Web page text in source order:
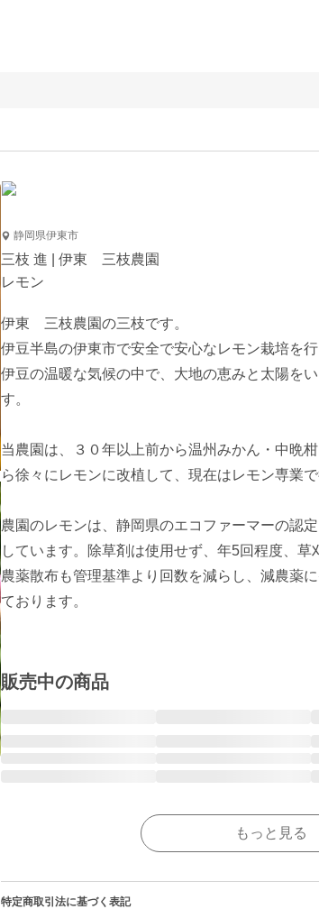
静岡県伊東市
三枝 進 | 伊東 三枝農園
レモン
伊東　三枝農園の三枝です。
伊豆半島の伊東市で安全で安心なレモン栽培を行
伊豆の温暖な気候の中で、大地の恵みと太陽を
す。
当農園は、３０年以上前から温州みかん・中晩
ら徐々にレモンに改植して、現在はレモン専業で
農園のレモンは、静岡県のエコファーマーの認
しています。除草剤は使用せず、年5回程度、
農薬散布も管理基準より回数を減らし、減農薬
ております。
販売中の商品
もっと見る
特定商取引法に基づく表記